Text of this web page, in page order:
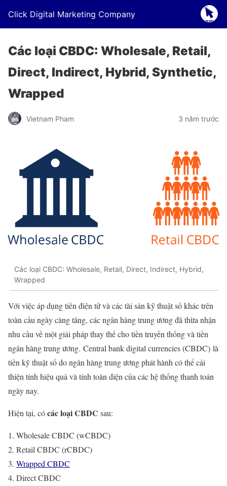
Click Digital Marketing Company
Các loại CBDC: Wholesale, Retail,
Direct, Indirect, Hybrid, Synthetic,
Wrapped
Vietnam Pham 3 năm trước
Các loại CBDC: Wholesale, Retail, Direct, Indirect, Hybrid,
Wrapped
Với việc áp dụng tiền điện tử và các tài sản kỹ thuật số khác trên
toàn cầu ngày càng tăng, các ngân hàng trung ương đã thừa nhận
nhu cầu về một giải pháp thay thế cho tiền truyền thống và tiền
ngân hàng trung ương. Central bank digital currencies (CBDC) là
tiền kỹ thuật số do ngân hàng trung ương phát hành có thể cải
thiện tính hiệu quả và tính toàn diện của các hệ thống thanh toán
ngày nay.
Hiện tại, cócác loại CBDC sau:
Wholesale CBDC (wCBDC)
Retail CBDC (rCBDC)
Wrapped CBDC
Direct CBDC